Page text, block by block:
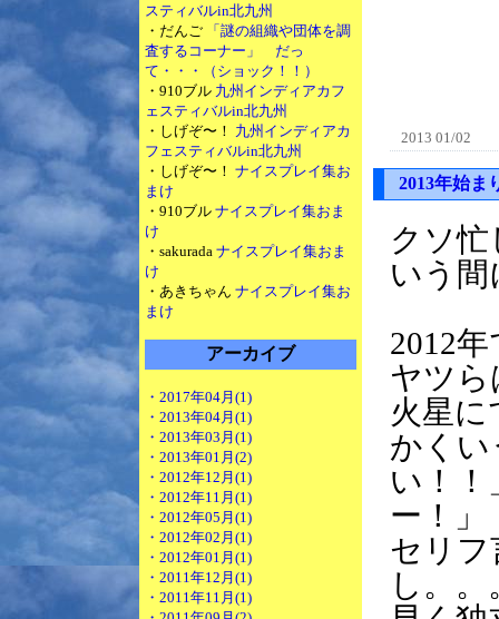
スティバルin北九州
・だんご
「謎の組織や団体を調
査するコーナー」 だっ
て・・・（ショック！！）
・910ブル 九州インディアカフ
ェスティバルin北九州
・しげぞ〜！ 九州インディアカ
フェスティバルin北九州
・しげぞ〜！ ナイスプレイ集お
まけ
・910ブル ナイスプレイ集おま
け
・sakurada ナイスプレイ集おま
け
・あきちゃん ナイスプレイ集お
まけ
アーカイブ
・2017年04月(1)
・2013年04月(1)
・2013年03月(1)
・2013年01月(2)
・2012年12月(1)
・2012年11月(1)
・2012年05月(1)
・2012年02月(1)
・2012年01月(1)
・2011年12月(1)
・2011年11月(1)
2013 01/02
2013年始ま
クソ
いう間
2012
ヤツ
火星
かくい
い！
ー！
セリ
し。。